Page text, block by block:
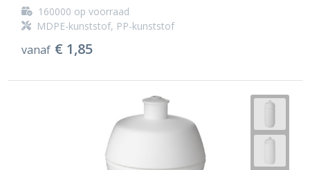
160000 op voorraad
MDPE-kunststof, PP-kunststof
vanaf € 1,85